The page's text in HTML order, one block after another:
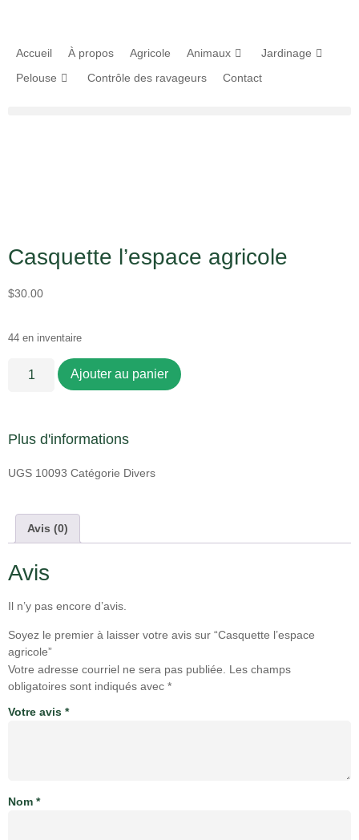
Accueil À propos Agricole Animaux
Jardinage
Pelouse
Contrôle des ravageurs Contact
Casquette l’espace agricole
$30.00
44 en inventaire
Ajouter au panier
Plus d'informations
UGS 10093 Catégorie Divers
Avis (0)
Avis
Il n’y pas encore d’avis.
Soyez le premier à laisser votre avis sur “Casquette l’espace
agricole”
Votre adresse courriel ne sera pas publiée.
Les champs
obligatoires sont indiqués avec *
Votre avis *
Nom *